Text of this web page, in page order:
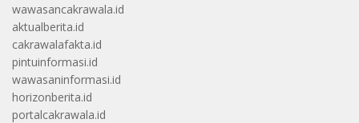
wawasancakrawala.id
aktualberita.id
cakrawalafakta.id
pintuinformasi.id
wawasaninformasi.id
horizonberita.id
portalcakrawala.id